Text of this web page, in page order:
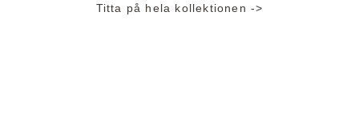
Titta på hela kollektionen ->